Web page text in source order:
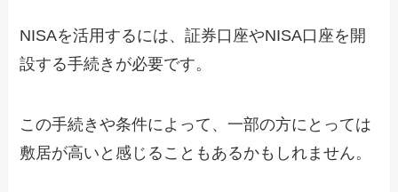
NISAを活用するには、証券口座やNISA口座を開
設する手続きが必要です。
この手続きや条件によって、一部の方にとっては
敷居が高いと感じることもあるかもしれません。